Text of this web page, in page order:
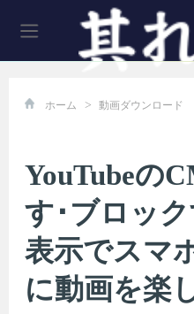
ホーム > 動画ダウンロード
YouTubeの
す･ブロッ
表示でスマ
に動画を楽